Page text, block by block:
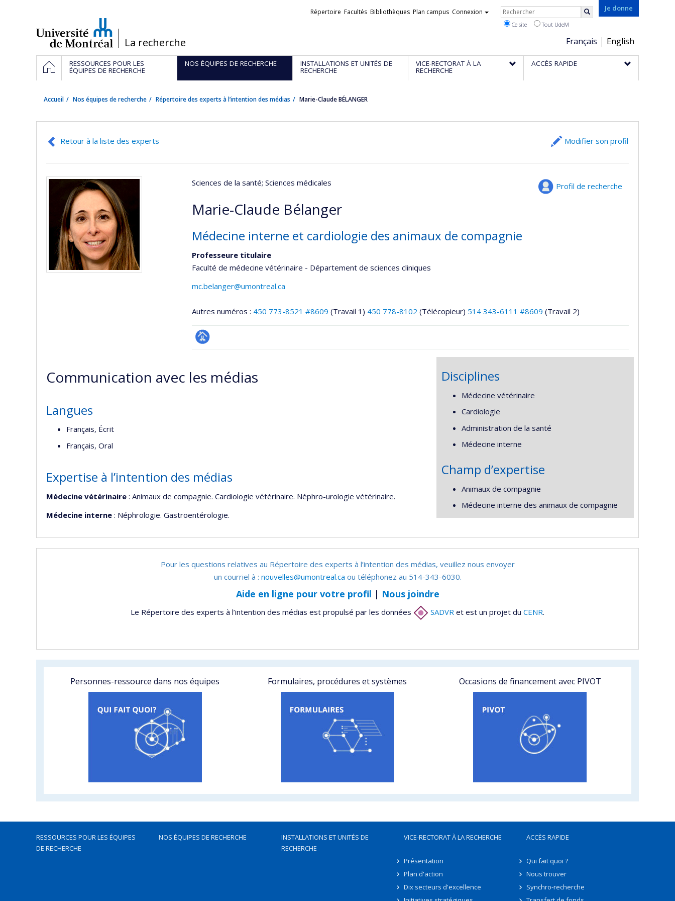
/La recherche
Je donne
Choix
de
la
Français English
Liens
Répertoire Facultés Bibliothèques Plan campus Connexion Rechercher
Ce site Tout UdeM
Navigation
principale
ACCUEILRESSOURCES POUR LES
ÉQUIPES DE RECHERCHE
NOS ÉQUIPES DE RECHERCHE INSTALLATIONS ET UNITÉS DE
RECHERCHE
VICE-RECTORAT À LA
RECHERCHE
ACCÈS RAPIDE
Accueil Nos équipes de recherche Répertoire des experts à l’intention des médias Marie-Claude BÉLANGER
Retour à la liste des experts Modifier son profil
Profil de recherche
Sciences de la santé; Sciences médicales
Marie-Claude Bélanger
Médecine interne et cardiologie des animaux de compagnie
Professeure titulaire
Faculté de médecine vétérinaire - Département de sciences cliniques
mc.belanger@umontreal.ca
Autres numéros : 450 773-8521 #8609 (Travail 1) 450 778-8102 (Télécopieur) 514 343-6111 #8609 (Travail 2)
Page
(faculté,département,école)
Communication avec les médias
Langues
Français, Écrit
Français, Oral
Expertise à l’intention des médias
Médecine vétérinaire : Animaux de compagnie. Cardiologie vétérinaire. Néphro-urologie vétérinaire.
Médecine interne : Néphrologie. Gastroentérologie.
Disciplines
Médecine vétérinaire
Cardiologie
Administration de la santé
Médecine interne
Champ d’expertise
Animaux de compagnie
Médecine interne des animaux de compagnie
Pour les questions relatives au Répertoire des experts à l’intention des médias, veuillez nous envoyer
un courriel à : nouvelles@umontreal.ca ou téléphonez au 514-343-6030.
Aide en ligne pour votre profil | Nous joindre
Le Répertoire des experts à l’intention des médias est propulsé par les données SADVR et est un projet du CENR.
Personnes-ressource dans nos équipes Formulaires, procédures et systèmes Occasions de financement avec PIVOT
RESSOURCES POUR LES ÉQUIPES
DE RECHERCHE
NOS ÉQUIPES DE RECHERCHE
INSTALLATIONS ET UNITÉS DE
RECHERCHE
VICE-RECTORAT À LA RECHERCHE
Présentation
Plan d'action
Dix secteurs d'excellence
ACCÈS RAPIDE
Qui fait quoi ?
Nous trouver
Synchro-recherche